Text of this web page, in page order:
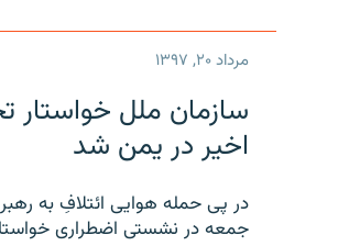
مرداد ۲۰, ۱۳۹۷
سازمان ملل خواستار
اخیر در یمن شد
در پی حمله هوایی ائتلافِ به
جمعه در نشستی اضطراری